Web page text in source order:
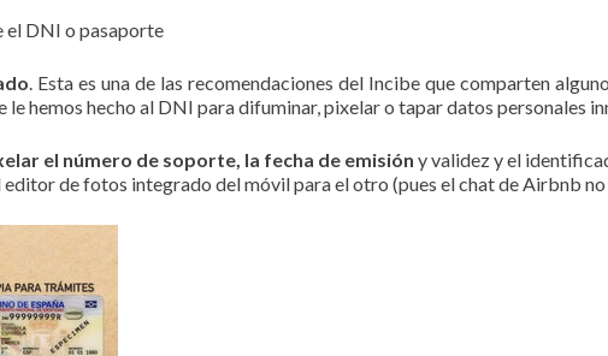
el DNI o pasaporte
. Esta es una de las recomendaciones del Incibe que comparten
hemos hecho al DNI para difuminar, pixelar o tapar datos personales
el número de soporte, la fecha de emisión y validez y el
de fotos integrado del móvil para el otro (pues el chat de Airbnb